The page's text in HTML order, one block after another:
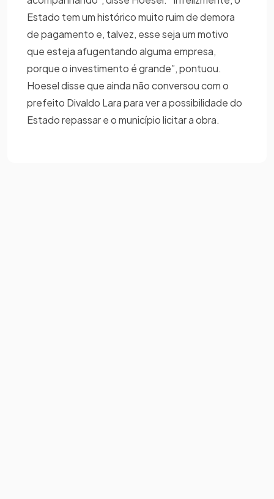
Estado tem um histórico muito ruim de demora
de pagamento e, talvez, esse seja um motivo
que esteja afugentando alguma empresa,
porque o investimento é grande”, pontuou.
Hoesel disse que ainda não conversou com o
prefeito Divaldo Lara para ver a possibilidade do
Estado repassar e o município licitar a obra.